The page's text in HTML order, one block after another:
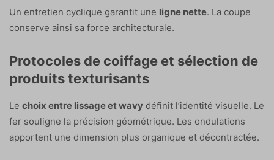
Un entretien cyclique garantit une ligne nette. La coupe
conserve ainsi sa force architecturale.
Protocoles de coiffage et sélection de
produits texturisants
Le choix entre lissage et wavy définit l’identité visuelle. Le
fer souligne la précision géométrique. Les ondulations
apportent une dimension plus organique et décontractée.